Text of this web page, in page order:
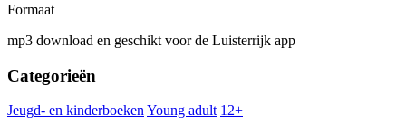
Formaat
mp3 download en geschikt voor de Luisterrijk app
Categorieën
Jeugd- en kinderboeken Young adult 12+